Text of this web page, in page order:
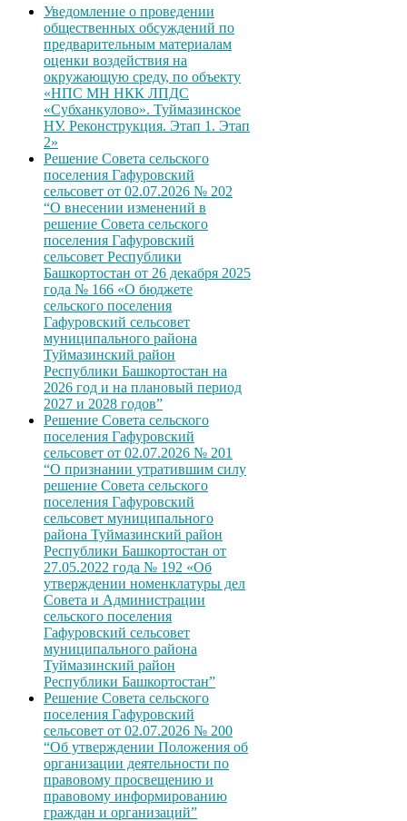
Уведомление о проведении
общественных обсуждений по
предварительным материалам
оценки воздействия на
окружающую среду, по объекту
«НПС МН НКК ЛПДС
«Субханкулово». Туймазинское
НУ. Реконструкция. Этап 1. Этап
2»
Решение Совета сельского
поселения Гафуровский
сельсовет от 02.07.2026 № 202
“О внесении изменений в
решение Совета сельского
поселения Гафуровский
сельсовет Республики
Башкортостан от 26 декабря 2025
года № 166 «О бюджете
сельского поселения
Гафуровский сельсовет
муниципального района
Туймазинский район
Республики Башкортостан на
2026 год и на плановый период
2027 и 2028 годов”
Решение Совета сельского
поселения Гафуровский
сельсовет от 02.07.2026 № 201
“О признании утратившим силу
решение Совета сельского
поселения Гафуровский
сельсовет муниципального
района Туймазинский район
Республики Башкортостан от
27.05.2022 года № 192 «Об
утверждении номенклатуры дел
Совета и Администрации
сельского поселения
Гафуровский сельсовет
муниципального района
Туймазинский район
Республики Башкортостан”
Решение Совета сельского
поселения Гафуровский
сельсовет от 02.07.2026 № 200
“Об утверждении Положения об
организации деятельности по
правовому просвещению и
правовому информированию
граждан и организаций”